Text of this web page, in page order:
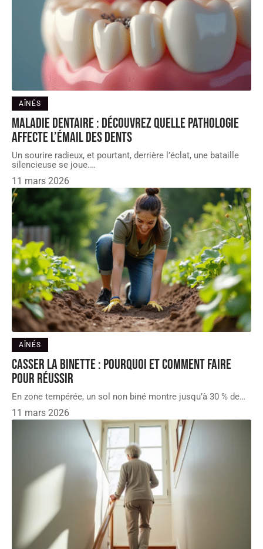
AÎNÉS
Maladie dentaire : découvrez quelle pathologie
affecte l’émail des dents
Un sourire radieux, et pourtant, derrière l’éclat, une bataille
silencieuse se joue.…
11 mars 2026
AÎNÉS
Casser la binette : pourquoi et comment faire
pour réussir
En zone tempérée, un sol non biné montre jusqu’à 30 % de…
11 mars 2026